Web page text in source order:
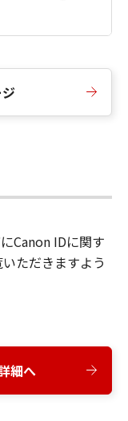
Canon IDに関す
ただきますよう
細へ